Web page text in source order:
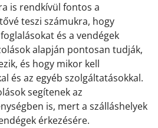
is rendkívül fontos a
teszi számukra, hogy
és a vendégek
alapján pontosan tudják,
és hogy mikor kell
és az egyéb szolgáltatásokkal.
segítenek az
is, mert a szálláshelyek
érkezésére.